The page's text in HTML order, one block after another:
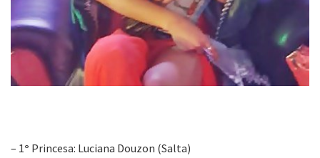
– 1° Princesa: Luciana Douzon (Salta)